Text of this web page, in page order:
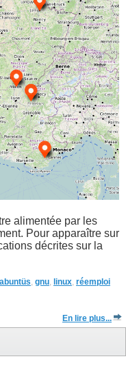
alimentée par les
Pour apparaître sur
décrites sur la
, gnu, linux, réemploi
En lire plus...